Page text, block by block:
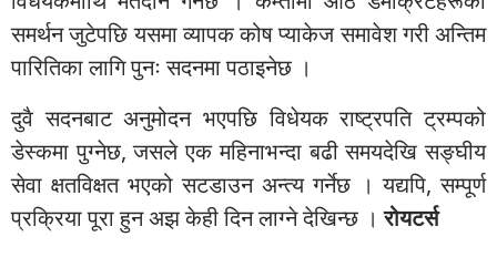
समर्थन जुटेपछि यसमा व्यापक कोष प्याकेज समावेश गरी अन्तिम
पारितिका लागि पुनः सदनमा पठाइनेछ ।
दुवै सदनबाट अनुमोदन भएपछि विधेयक राष्ट्रपति ट्रम्पको
डेस्कमा पुग्नेछ, जसले एक महिनाभन्दा बढी समयदेखि सङ्घीय
सेवा क्षतविक्षत भएको सटडाउन अन्त्य गर्नेछ । यद्यपि, सम्पूर्ण
प्रक्रिया पूरा हुन अझ केही दिन लाग्ने देखिन्छ ।रोयटर्स